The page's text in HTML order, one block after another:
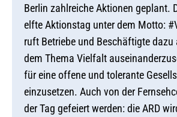
Berlin zahlreiche Aktionen geplant.
elfte Aktionstag unter dem Motto:
ruft Betriebe und Beschäftigte
dem Thema Vielfalt
für eine offene und tolerante
einzusetzen. Auch von der
der Tag gefeiert werden: die ARD